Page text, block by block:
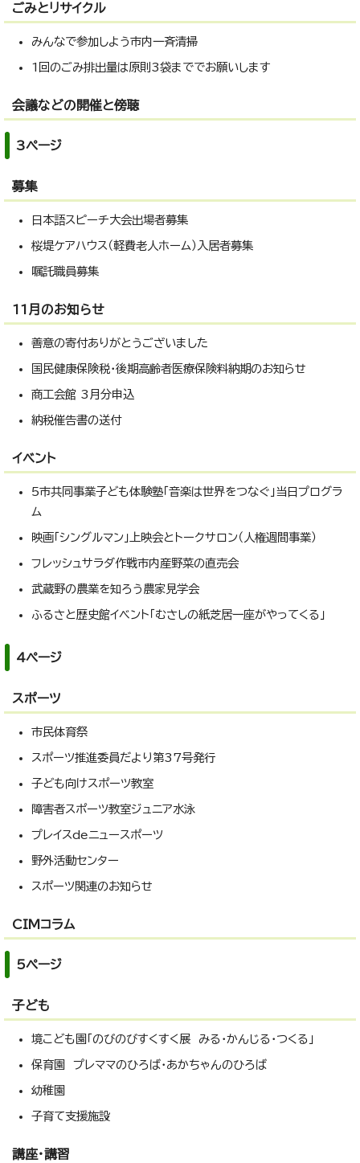
ごみとリサイクル
みんなで参加しよう市内一斉清掃
1回のごみ排出量は原則3袋まででお願いします
会議などの開催と傍聴
3ページ
募集
日本語スピーチ大会出場者募集
桜堤ケアハウス（軽費老人ホーム）入居者募集
嘱託職員募集
11月のお知らせ
善意の寄付ありがとうございました
国民健康保険税・後期高齢者医療保険料納期のお知らせ
商工会館 3月分申込
納税催告書の送付
イベント
5市共同事業子ども体験塾「音楽は世界をつなぐ」当日プログラ
ム
映画「シングルマン」上映会とトークサロン（人権週間事業）
フレッシュサラダ作戦市内産野菜の直売会
武蔵野の農業を知ろう農家見学会
ふるさと歴史館イベント「むさしの紙芝居一座がやってくる」
4ページ
スポーツ
市民体育祭
スポーツ推進委員だより第37号発行
子ども向けスポーツ教室
障害者スポーツ教室ジュニア水泳
プレイスdeニュースポーツ
野外活動センター
スポーツ関連のお知らせ
CIMコラム
5ページ
子ども
境こども園「のびのびすくすく展 みる・かんじる・つくる」
保育園 プレママのひろば・あかちゃんのひろば
幼稚園
子育て支援施設
講座・講習